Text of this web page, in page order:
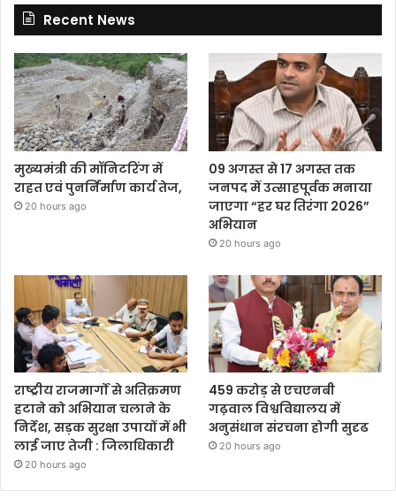
Recent News
मुख्यमंत्री की मॉनिटरिंग में
राहत एवं पुनर्निर्माण कार्य तेज,
20 hours ago
09 अगस्त से 17 अगस्त तक
जनपद में उत्साहपूर्वक मनाया
जाएगा “हर घर तिरंगा 2026”
अभियान
20 hours ago
राष्ट्रीय राजमार्गों से अतिक्रमण
हटाने को अभियान चलाने के
निर्देश, सड़क सुरक्षा उपायों में भी
लाई जाए तेजी : जिलाधिकारी
20 hours ago
459 करोड़ से एचएनबी
गढ़वाल विश्वविद्यालय में
अनुसंधान संरचना होगी सुदृढ
20 hours ago